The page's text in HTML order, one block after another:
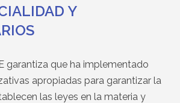
Y
garantiza que ha implementado
apropiadas para garantizar la
las leyes en la materia y